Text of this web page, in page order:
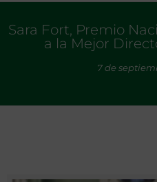
Sara Fort, Premio
a la Mejor
7 de